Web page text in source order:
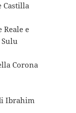
Castilla
Reale e
Corona
Ibrahim